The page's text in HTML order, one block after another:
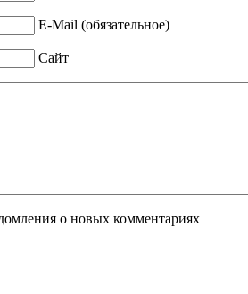
E-Mail (обязательное)
Сайт
о новых комментариях